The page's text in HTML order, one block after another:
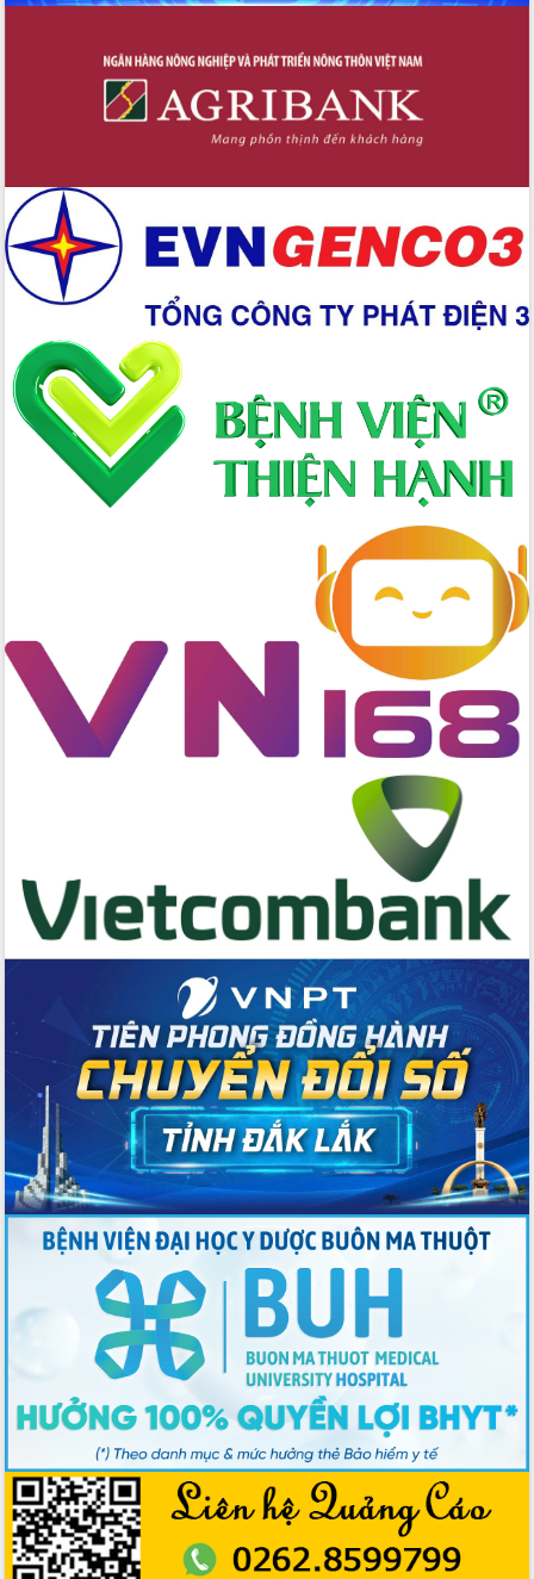
nghiệp Đắk Lắk tăng trưởng bứt phá
địa chính, hoàn thiện cơ sở dữ liệu đất
Ứng dụng sinh trắc học - Bước tiến
trong hành trình chuyển đổi số tại Đắk
Đắk Lắk nâng cao hiệu quả công tác
Đảng từ Sổ tay đảng viên điện tử
Đắk Lắk đẩy mạnh nuôi biển công
nghệ, hướng tới phát triển thủy sản
bền vững
Tập huấn nâng cao năng lực triển khai
chuyển đổi số cho cán bộ, công chức
cấp xã
Đắk Lắk phát động hưởng ứng Ngày
Quyền của người tiêu dùng Việt Nam
2026
Đẩy mạnh cải cách hành chính, quyết
tâm đạt được mục tiêu tăng trưởng
Nhân dân tỉnh
Bệnh án điện tử thúc đẩy chuyển đổi
số y tế tại Đắk Lắk
Chuyển đổi số thư viện: Mở rộng
không gian tri thức trong thời đại số
Bầu cử Quốc hội và HĐND: Cử tri Đắk
Lắk gửi gắm niềm tin, kỳ vọng vào lá
phiếu
Đắk Lắk sẵn sàng các điều kiện cho
Ngày hội bầu cử đại biểu Quốc hội
khóa XVI và HĐND các cấp nhiệm kỳ
Đảm bảo cuộc bầu cử đại biểu Quốc
hội và đại biểu HĐND các cấp diễn ra
an toàn, hiệu quả, đúng quy định
Thủ tướng Chính phủ Phạm Minh Chính
kiểm tra, chỉ đạo hoàn thành các dự
án cao tốc và thăm khu tái định cư tại
Đắk Lắk
Sôi nổi Hội đua ngựa truyền thống Gò
Thì Thùng mừng Xuân Bính Ngọ 2026
Lãnh đạo tỉnh dâng hương tưởng niệm
tại Đập Đồng Cam đầu Xuân Bính Ngọ
Ngành nông nghiệp phấn đấu tăng
UBND tỉnh Đắk Lắk triển khai công tác
quốc phòng, quân sự địa phương năm
2026
Đắk Lắk tập trung toàn lực khắc phục
tồn tại IUU, sẵn sàng làm việc với
Đoàn thanh tra EC
Chủ tịch UBND tỉnh Tạ Anh Tuấn thăm,